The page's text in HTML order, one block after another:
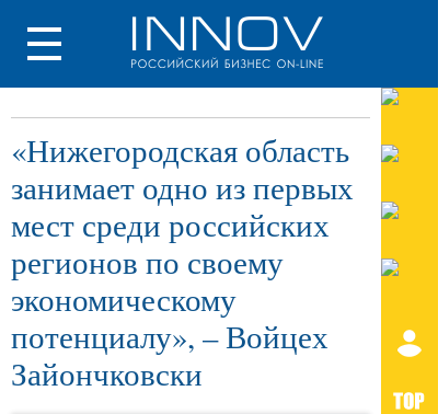
«Нижегородская область
занимает одно из первых
мест среди российских
регионов по своему
экономическому
потенциалу», – Войцех
Зайончковски